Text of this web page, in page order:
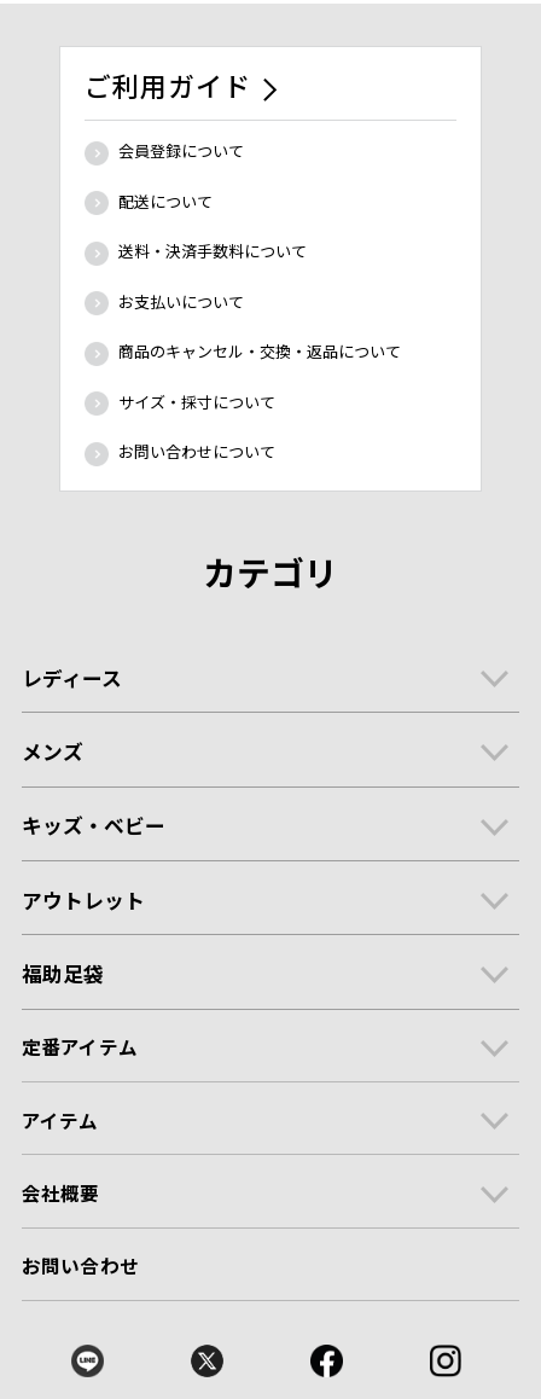
ご利用ガイド
会員登録について
配送について
送料・決済手数料について
お支払いについて
商品のキャンセル・交換・返品について
サイズ・採寸について
お問い合わせについて
カテゴリ
レディース
メンズ
キッズ・ベビー
アウトレット
福助足袋
定番アイテム
アイテム
会社概要
お問い合わせ